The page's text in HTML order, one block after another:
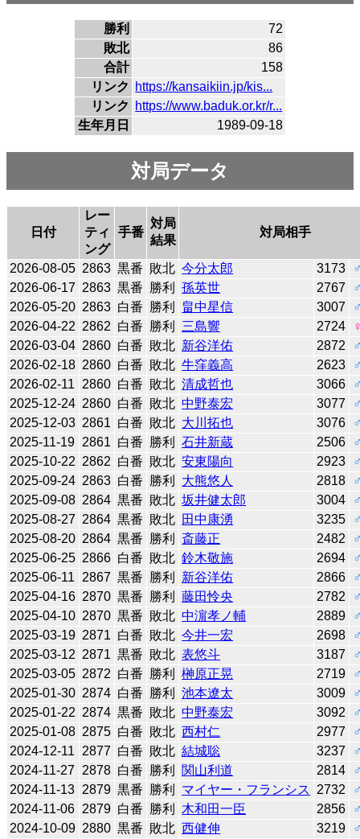
勝利
72
敗北
86
合計
158
リンク
https://kansaikiin.jp/kis...
リンク
https://www.baduk.or.kr/r...
生年月日
1989-09-18
対局データ
日付
レー
ティ
ング
手番
対局
結果
対局相手
2026-08-05 2863 黒番 敗北 今分太郎 3173
2026-06-17 2863 黒番 勝利 孫英世 2767
2026-05-20 2863 白番 勝利 畠中星信 3007
2026-04-22 2862 白番 勝利 三島響 2724
2026-03-04 2860 白番 敗北 新谷洋佑 2872
2026-02-18 2860 白番 敗北 牛窪義高 2623
2026-02-11
2860 白番 敗北 清成哲也 3066
2025-12-24 2860 白番 敗北 中野泰宏 3077
2025-12-03 2861 白番 敗北 大川拓也 3076
2025-11-19 2861 白番 勝利 石井新蔵 2506
2025-10-22 2862 白番 敗北 安東陽向 2923
2025-09-24 2863 白番 勝利 大熊悠人 2818
2025-09-08 2864 黒番 敗北 坂井健太郎 3004
2025-08-27 2864 黒番 敗北 田中康湧 3235
2025-08-20 2864 黒番 勝利 斎藤正 2482
2025-06-25 2866 白番 敗北 鈴木敬施 2694
2025-06-11
2867 黒番 勝利 新谷洋佑 2866
2025-04-16 2870 黒番 勝利 藤田怜央 2782
2025-04-10 2870 黒番 敗北 中濵孝ノ輔 2889
2025-03-19 2871 白番 敗北 今井一宏 2698
2025-03-12 2871 黒番 敗北 表悠斗 3187
2025-03-05 2872 白番 勝利 榊原正晃 2719
2025-01-30 2874 白番 勝利 池本遼太 3009
2025-01-22 2874 黒番 敗北 中野泰宏 3092
2025-01-08 2875 白番 敗北 西村仁 2977
2024-12-11
2877 白番 敗北 結城聡 3237
2024-11-27
2878 白番 勝利 関山利道 2814
2024-11-13 2879 黒番 勝利 マイヤー・フランシス 2732
2024-11-06 2879 白番 勝利 木和田一臣 2856
2024-10-09 2880 黒番 敗北 西健伸 3219